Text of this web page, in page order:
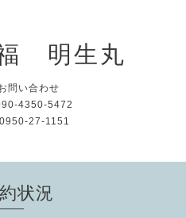
明生丸
問い合わせ
4350-5472
27-1151
状況